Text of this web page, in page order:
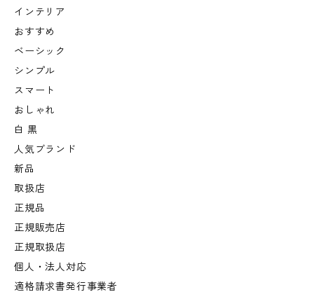
インテリア
おすすめ
ベーシック
シンプル
スマート
おしゃれ
白 黒
人気ブランド
新品
取扱店
正規品
正規販売店
正規取扱店
個人・法人対応
適格請求書発行事業者